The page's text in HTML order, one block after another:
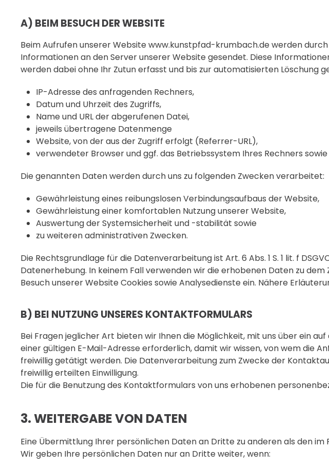
A) BEIM BESUCH DER WEBSITE
Beim Aufrufen unserer Website www.kunstpfad-krumbach.de werden
Informationen an den Server unserer Website gesendet. Diese
werden dabei ohne Ihr Zutun erfasst und bis zur automatisierten Löschung
IP-Adresse des anfragenden Rechners,
Datum und Uhrzeit des Zugriffs,
Name und URL der abgerufenen Datei,
jeweils übertragene Datenmenge
Website, von der aus der Zugriff erfolgt (Referrer-URL),
verwendeter Browser und ggf. das Betriebssystem Ihres Rechners
Die genannten Daten werden durch uns zu folgenden Zwecken verarbeitet:
Gewährleistung eines reibungslosen Verbindungsaufbaus der Website,
Gewährleistung einer komfortablen Nutzung unserer Website,
Auswertung der Systemsicherheit und -stabilität sowie
zu weiteren administrativen Zwecken.
Die Rechtsgrundlage für die Datenverarbeitung ist Art. 6 Abs. 1 S. 1 lit. f
Datenerhebung. In keinem Fall verwenden wir die erhobenen Daten zu
Besuch unserer Website Cookies sowie Analysedienste ein. Nähere
B) BEI NUTZUNG UNSERES KONTAKTFORMULARS
Bei Fragen jeglicher Art bieten wir Ihnen die Möglichkeit, mit uns über ein
einer gültigen E-Mail-Adresse erforderlich, damit wir wissen, von wem die
freiwillig getätigt werden. Die Datenverarbeitung zum Zwecke der
freiwillig erteilten Einwilligung.
Die für die Benutzung des Kontaktformulars von uns erhobenen
3. WEITERGABE VON DATEN
Eine Übermittlung Ihrer persönlichen Daten an Dritte zu anderen als den
Wir geben Ihre persönlichen Daten nur an Dritte weiter, wenn: